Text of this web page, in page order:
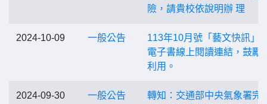
險，請貴校依說明辦 理
2024-10-09 一般公告
113年10月號「藝文快訊」
電子書線上閱讀連結，鼓勵
利用。
2024-09-30 一般公告
轉知：交通部中央氣象署完